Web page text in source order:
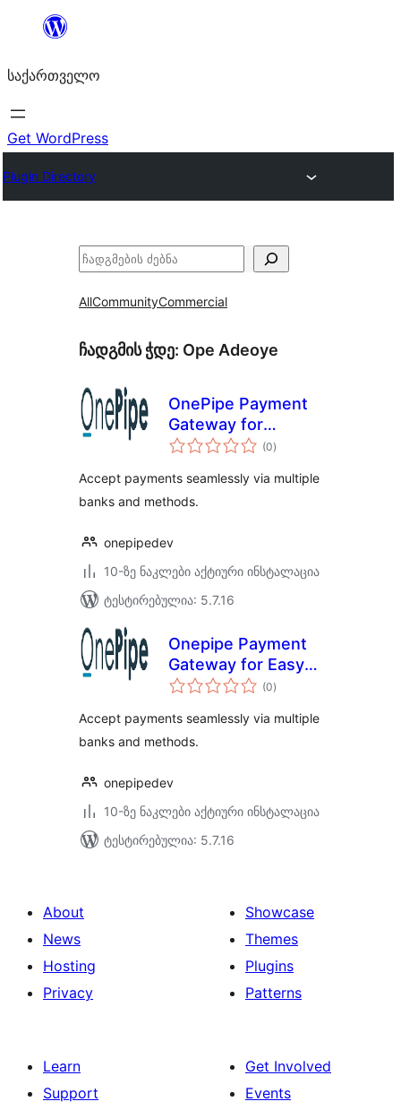
შიგთავსზე
საქართველო
Get WordPress
Plugin Directory
ძებნა
AllCommunityCommercial
ჩადგმის ჭდე: Ope Adeoye
OnePipe Payment
Gateway for
WooCommerce
(0საერთო
რეიტინგი
)
Accept payments seamlessly via multiple
banks and methods.
onepipedev
10-ზე ნაკლები აქტიური ინსტალაცია
ტესტირებულია: 5.7.16
Onepipe Payment
Gateway for Easy
Digital Downloads
(0საერთო
რეიტინგი
)
Accept payments seamlessly via multiple
banks and methods.
onepipedev
10-ზე ნაკლები აქტიური ინსტალაცია
ტესტირებულია: 5.7.16
About
News
Hosting
Privacy
Showcase
Themes
Plugins
Patterns
Learn
Support
Get Involved
Events